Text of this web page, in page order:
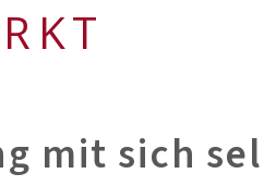
mit sich